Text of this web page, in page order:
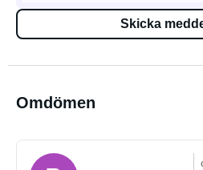
Skicka
Omdömen